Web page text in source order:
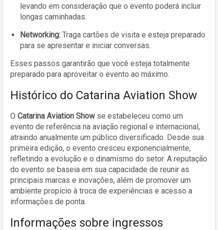
levando em consideração que o evento poderá incluir
longas caminhadas.
Networking: Traga cartões de visita e esteja preparado
para se apresentar e iniciar conversas.
Esses passos garantirão que você esteja totalmente
preparado para aproveitar o evento ao máximo.
Histórico do Catarina Aviation Show
O Catarina Aviation Showse estabeleceu como um
evento de referência na aviação regional e internacional,
atraindo anualmente um público diversificado. Desde sua
primeira edição, o evento cresceu exponencialmente,
refletindo a evolução e o dinamismo do setor. A reputação
do evento se baseia em sua capacidade de reunir as
principais marcas e inovações, além de promover um
ambiente propício à troca de experiências e acesso a
informações de ponta.
Informações sobre ingressos